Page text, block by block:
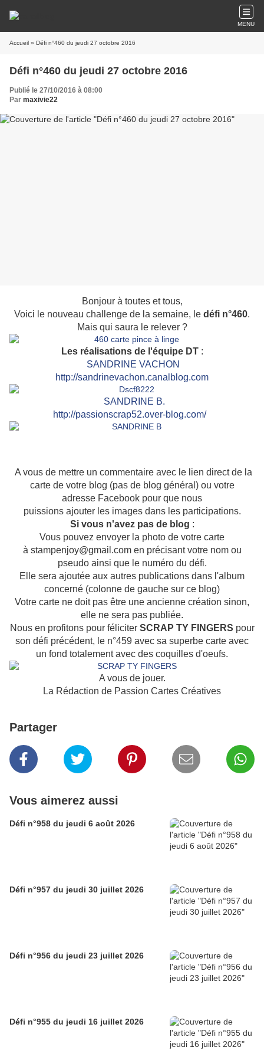
MENU
Accueil » Défi n°460 du jeudi 27 octobre 2016
Défi n°460 du jeudi 27 octobre 2016
Publié le 27/10/2016 à 08:00
Par maxivie22
Bonjour à toutes et tous,
Voici le nouveau challenge de la semaine, le défi n°460.
Mais qui saura le relever ?
Les réalisations de l'équipe DT:
SANDRINE VACHON
http://sandrinevachon.canalblog.com
SAN DRINE B.
http://passionscrap52.over-blog.com/
A vous de mettre un commentaire avec le lien direct de la
carte de votre blog (pas de blog général) ou votre
adresse Facebook pour que nous
puissions ajouter les images dans les participations.
Si vous n'avez pas de blog :
Vous pouvez envoyer la photo de votre carte
à stampenjoy@gmail.com en précisant votre nom ou
pseudo ainsi que le numéro du défi.
Elle sera ajoutée aux autres publications dans l'album
concerné (colonne de gauche sur ce blog)
Votre carte ne doit pas être une ancienne création sinon,
elle ne sera pas publiée.
Nous en profitons pour féliciter SCRAP TY FINGERS pour
son défi précédent, le n°459 avec sa superbe carte avec
un fond totalement avec des coquilles d'oeufs.
A vous de jouer.
La Rédaction de Passion Cartes Créatives
Partager
Vous aimerez aussi
Défi n°958 du jeudi 6 août 2026
Défi n°957 du jeudi 30 juillet 2026
Défi n°956 du jeudi 23 juillet 2026
Défi n°955 du jeudi 16 juillet 2026